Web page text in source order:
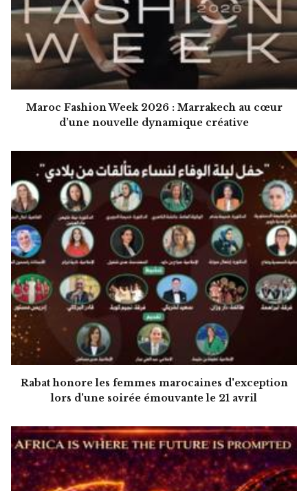
Maroc Fashion Week 2026 : Marrakech au cœur
d’une nouvelle dynamique créative
Rabat honore les femmes marocaines d'exception
lors d'une soirée émouvante le 21 avril